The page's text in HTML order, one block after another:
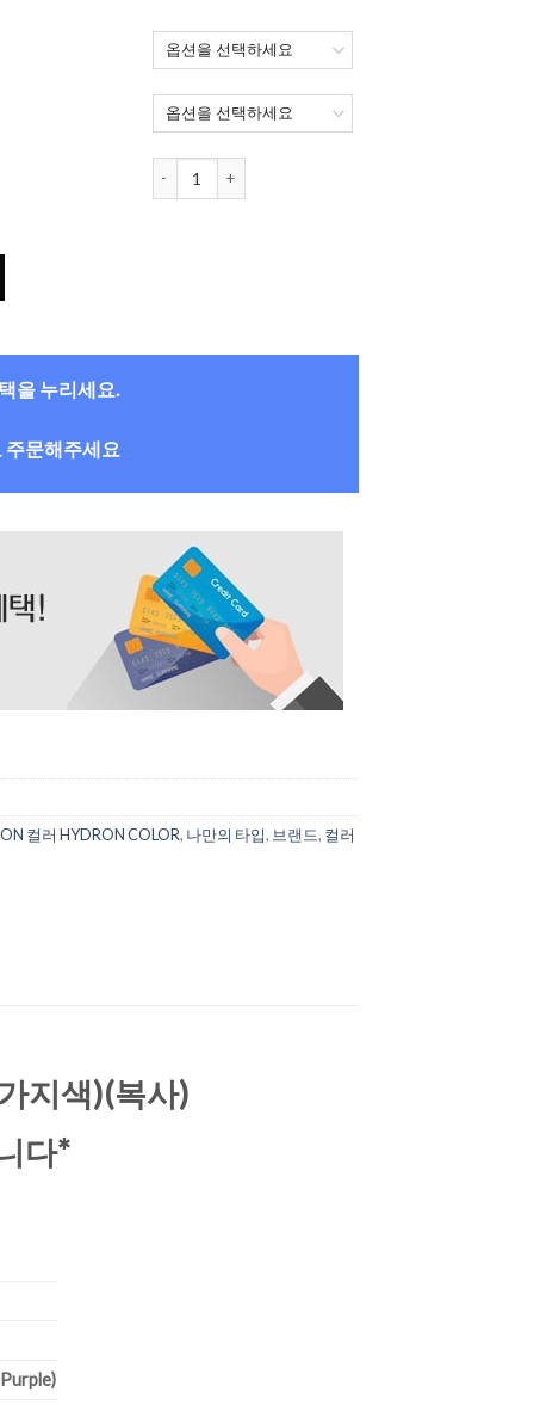
Mi Tesoro 컬러렌즈 원데이 (10개들이) (5가지색) 수량
을 누리세요.
문해주세요
컬러 HYDRON COLOR, 나만의 타입, 브랜드, 컬러
지색)(복사)
다*